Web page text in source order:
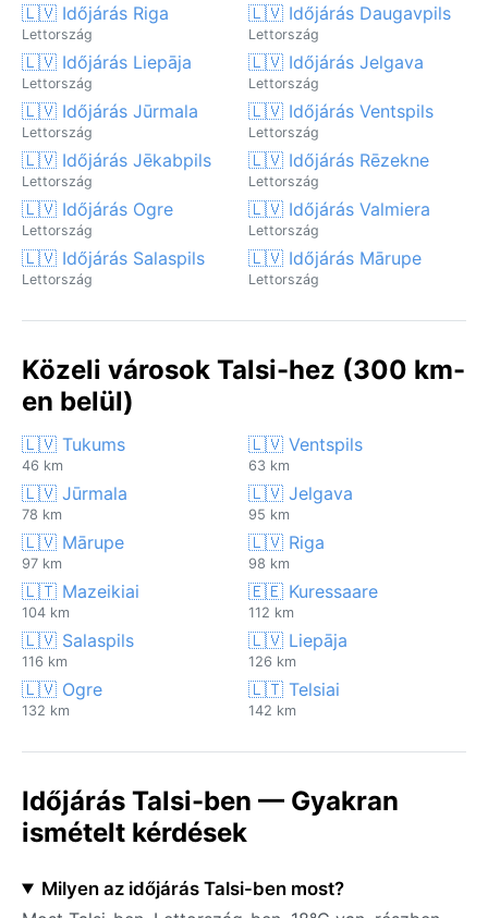
🇱🇻 Időjárás Riga
Lettország
🇱🇻 Időjárás Daugavpils
Lettország
🇱🇻 Időjárás Liepāja
Lettország
🇱🇻 Időjárás Jelgava
Lettország
🇱🇻 Időjárás Jūrmala
Lettország
🇱🇻 Időjárás Ventspils
Lettország
🇱🇻 Időjárás Jēkabpils
Lettország
🇱🇻 Időjárás Rēzekne
Lettország
🇱🇻 Időjárás Ogre
Lettország
🇱🇻 Időjárás Valmiera
Lettország
🇱🇻 Időjárás Salaspils
Lettország
🇱🇻 Időjárás Mārupe
Lettország
Közeli városok Talsi-hez (300 km-
en belül)
🇱🇻 Tukums
46 km
🇱🇻 Ventspils
63 km
🇱🇻 Jūrmala
78 km
🇱🇻 Jelgava
95 km
🇱🇻 Mārupe
97 km
🇱🇻 Riga
98 km
🇱🇹 Mazeikiai
104 km
🇪🇪 Kuressaare
112 km
🇱🇻 Salaspils
116 km
🇱🇻 Liepāja
126 km
🇱🇻 Ogre
132 km
🇱🇹 Telsiai
142 km
Időjárás Talsi-ben — Gyakran
ismételt kérdések
Milyen az időjárás Talsi-ben most?